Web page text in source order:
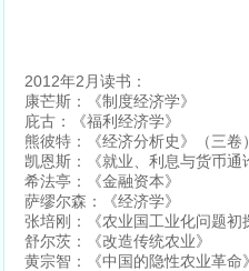
2012年2月读书：
康芒斯：《制度经济学》
庇古：《福利经济学》
熊彼特：《经济分析史》（三卷
凯恩斯：《就业、利息与货币通
希法亭：《金融资本》
萨缪尔森：《经济学》
张培刚：《农业国工业化问题初
舒尔茨：《改造传统农业》
黄宗智：《中国的隐性农业革命